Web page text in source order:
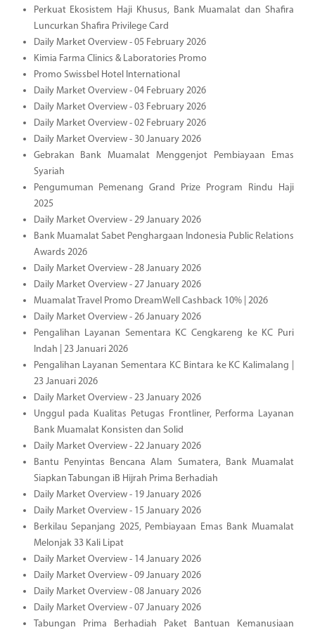
Perkuat Ekosistem Haji Khusus, Bank Muamalat dan Shafira
Luncurkan Shafira Privilege Card
Daily Market Overview - 05 February 2026
Kimia Farma Clinics & Laboratories Promo
Promo Swissbel Hotel International
Daily Market Overview - 04 February 2026
Daily Market Overview - 03 February 2026
Daily Market Overview - 02 February 2026
Daily Market Overview - 30 January 2026
Gebrakan Bank Muamalat Menggenjot Pembiayaan Emas
Syariah
Pengumuman Pemenang Grand Prize Program Rindu Haji
2025
Daily Market Overview - 29 January 2026
Bank Muamalat Sabet Penghargaan Indonesia Public Relations
Awards 2026
Daily Market Overview - 28 January 2026
Daily Market Overview - 27 January 2026
Muamalat Travel Promo DreamWell Cashback 10% | 2026
Daily Market Overview - 26 January 2026
Pengalihan Layanan Sementara KC Cengkareng ke KC Puri
Indah | 23 Januari 2026
Pengalihan Layanan Sementara KC Bintara ke KC Kalimalang |
23 Januari 2026
Daily Market Overview - 23 January 2026
Unggul pada Kualitas Petugas Frontliner, Performa Layanan
Bank Muamalat Konsisten dan Solid
Daily Market Overview - 22 January 2026
Bantu Penyintas Bencana Alam Sumatera, Bank Muamalat
Siapkan Tabungan iB Hijrah Prima Berhadiah
Daily Market Overview - 19 January 2026
Daily Market Overview - 15 January 2026
Berkilau Sepanjang 2025, Pembiayaan Emas Bank Muamalat
Melonjak 33 Kali Lipat
Daily Market Overview - 14 January 2026
Daily Market Overview - 09 January 2026
Daily Market Overview - 08 January 2026
Daily Market Overview - 07 January 2026
Tabungan Prima Berhadiah Paket Bantuan Kemanusiaan